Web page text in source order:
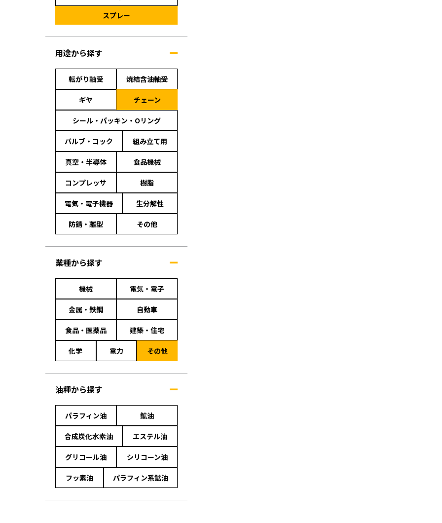
スプレー
用途から探す
転がり軸受 焼結含油軸受
ギヤ チェーン
シール・パッキン・Oリング
バルブ・コック 組み立て用
真空・半導体 食品機械
コンプレッサ 樹脂
電気・電子機器 生分解性
防錆・離型 その他
業種から探す
機械 電気・電子
金属・鉄鋼 自動車
食品・医薬品 建築・住宅
化学 電力 その他
油種から探す
パラフィン油 鉱油
合成炭化水素油 エステル油
グリコール油 シリコーン油
フッ素油 パラフィン系鉱油